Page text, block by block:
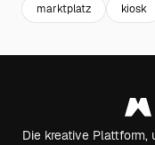
marktplatz kiosk
Die kreative